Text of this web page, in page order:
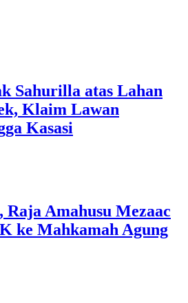
Sahurilla atas Lahan
Klaim Lawan
Kasasi
Amahusu Mezaac
ke Mahkamah Agung